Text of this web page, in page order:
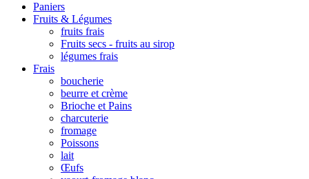
Paniers
Fruits & Légumes
fruits frais
Fruits secs - fruits au sirop
légumes frais
Frais
boucherie
beurre et crème
Brioche et Pains
charcuterie
fromage
Poissons
lait
Œufs